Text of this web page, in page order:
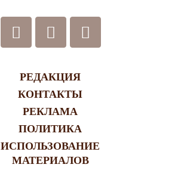
РЕДАКЦИЯ
КОНТАКТЫ
РЕКЛАМА
ПОЛИТИКА
ИСПОЛЬЗОВАНИЕ
МАТЕРИАЛОВ